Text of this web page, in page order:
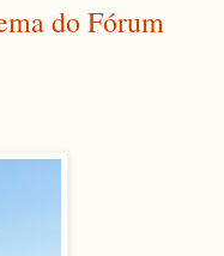
do Fórum